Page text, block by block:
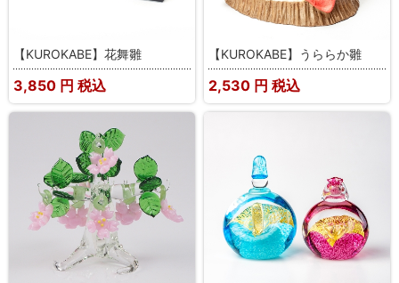
【KUROKABE】花舞雛
3,850 円 税込
【KUROKABE】うららか雛
2,530 円 税込